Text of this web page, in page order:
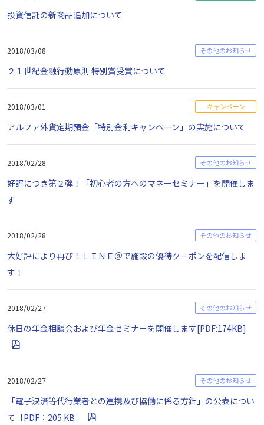
投資信託の新商品追加について
2018/03/08 その他のお知らせ
２１世紀金融行動原則 特別賞受賞について
2018/03/01 キャンペーン
アルファ外貨定期預金「特別金利キャンペーン」の実施について
2018/02/28 その他のお知らせ
好評につき第２弾！「初心者の方へのマネーセミナー」を開催しま
す
2018/02/28 その他のお知らせ
大好評により再び！ＬＩＮＥ＠で施設の優待クーポンを配信しま
す！
2018/02/27 その他のお知らせ
休日の年金相談会および年金セミナーを開催します[PDF:174KB]
2018/02/27 その他のお知らせ
「電子決済等代行業者との連携及び協働に係る方針」の公表につい
て［PDF：205 KB］